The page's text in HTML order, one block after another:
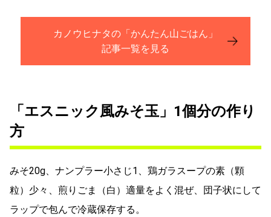
カノウヒナタの「かんたん山ごはん」
記事一覧を見る
「エスニック風みそ玉」1個分の作り
方
みそ20g、ナンプラー小さじ1、鶏ガラスープの素（顆
粒）少々、煎りごま（白）適量をよく混ぜ、団子状にして
ラップで包んで冷蔵保存する。